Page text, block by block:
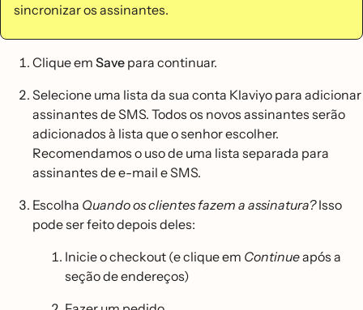
sincronizar os assinantes.
Clique em Save para continuar.
Selecione uma lista da sua conta Klaviyo para adicionar
assinantes de SMS. Todos os novos assinantes serão
adicionados à lista que o senhor escolher.
Recomendamos o uso de uma lista separada para
assinantes de e-mail e SMS.
Escolha Quando os clientes fazem a assinatura?Isso
pode ser feito depois deles:
Inicie o checkout (e clique em Continueapós a
seção de endereços)